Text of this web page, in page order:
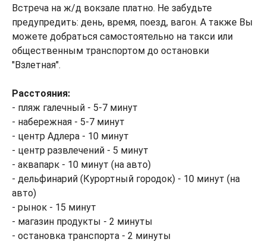
Встреча на ж/д вокзале платно. Не забудьте
предупредить: день, время, поезд, вагон. А также Вы
можете добраться самостоятельно на такси или
общественным транспортом до остановки
"Взлетная".
Расстояния:
- пляж галечный - 5-7 минут
- набережная - 5-7 минут
- центр Адлера - 10 минут
- центр развлечений - 5 минут
- аквапарк - 10 минут (на авто)
- дельфинарий (Курортный городок) - 10 минут (на
авто)
- рынок - 15 минут
- магазин продукты - 2 минуты
- остановка транспорта - 2 минуты